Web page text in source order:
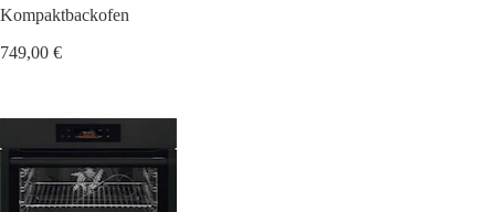
Kompaktbackofen
749,00 €